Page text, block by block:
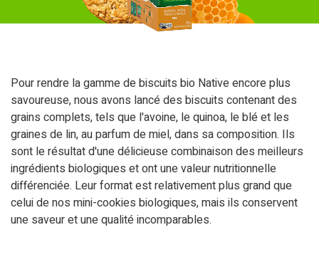
Pour rendre la gamme de biscuits bio Native encore plus
savoureuse, nous avons lancé des biscuits contenant des
grains complets, tels que l'avoine, le quinoa, le blé et les
graines de lin, au parfum de miel, dans sa composition. Ils
sont le résultat d'une délicieuse combinaison des meilleurs
ingrédients biologiques et ont une valeur nutritionnelle
différenciée. Leur format est relativement plus grand que
celui de nos mini-cookies biologiques, mais ils conservent
une saveur et une qualité incomparables.